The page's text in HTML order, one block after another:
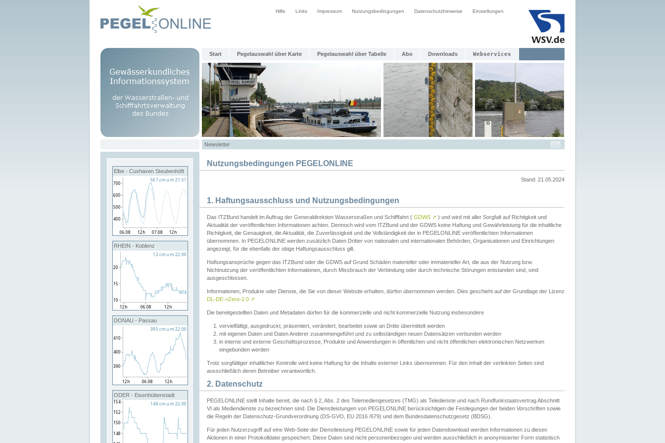
Hilfe Links Impressum Nutzungsbedingungen Datenschutzhinweise Einstellungen
Start Pegelauswahl über Karte Pegelauswahl über Tabelle Abo Downloads Webservices
Newsletter
Elbe - Cuxhaven Steubenhöft
RHEIN - Koblenz
DONAU - Passau
ODER - Eisenhüttenstadt
Nutzungsbedingungen PEGELONLINE
Stand: 21.05.2024
1. Haftungsausschluss und Nutzungsbedingungen
Das ITZBund handelt im Auftrag der Generaldirektion Wasserstraßen und Schifffahrt ( GDWS ↗ ) und wird mit aller Sorgfalt auf Richtigkeit und
Aktualität der veröffentlichten Informationen achten. Dennoch wird vom ITZBund und der GDWS keine Haftung und Gewährleistung für die inhaltliche
Richtigkeit, die Genauigkeit, die Aktualität, die Zuverlässigkeit und die Vollständigkeit der in PEGELONLINE veröffentlichten Informationen
übernommen. In PEGELONLINE werden zusätzlich Daten Dritter von nationalen und internationalen Behörden, Organisationen und Einrichtungen
angezeigt, für die ebenfalls der obige Haftungsausschluss gilt.
Haftungsansprüche gegen das ITZBund oder die GDWS auf Grund Schäden materieller oder immaterieller Art, die aus der Nutzung bzw.
Nichtnutzung der veröffentlichten Informationen, durch Missbrauch der Verbindung oder durch technische Störungen entstanden sind, sind
ausgeschlossen.
Informationen, Produkte oder Dienste, die Sie von dieser Website erhalten, dürfen übernommen werden. Dies geschieht auf der Grundlage der Lizenz
DL-DE->Zero-2.0 ↗
Die bereitgestellten Daten und Metadaten dürfen für die kommerzielle und nicht kommerzielle Nutzung insbesondere
vervielfältigt, ausgedruckt, präsentiert, verändert, bearbeitet sowie an Dritte übermittelt werden
mit eigenen Daten und Daten Anderer zusammengeführt und zu selbständigen neuen Datensätzen verbunden werden
in interne und externe Geschäftsprozesse, Produkte und Anwendungen in öffentlichen und nicht öffentlichen elektronischen Netzwerken
eingebunden werden
Trotz sorgfältiger inhaltlicher Kontrolle wird keine Haftung für die Inhalte externer Links übernommen. Für den Inhalt der verlinkten Seiten sind
ausschließlich deren Betreiber verantwortlich.
2. Datenschutz
PEGELONLINE stellt Inhalte bereit, die nach § 2, Abs. 2 des Telemediengesetzes (TMG) als Teledienste und nach Rundfunkstaatsvertrag Abschnitt
VI als Mediendienste zu bezeichnen sind. Die Dienstleistungen von PEGELONLINE berücksichtigen die Festlegungen der beiden Vorschriften sowie
die Regeln der Datenschutz-Grundverordnung (DS-GVO, EU 2016 /679) und dem Bundesdatenschutzgesetz (BDSG).
Für jeden Nutzerzugriff auf eine Web-Seite der Dienstleistung PEGELONLINE sowie für jeden Datendownload werden Informationen zu diesen
Aktionen in einer Protokolldatei gespeichert. Diese Daten sind nicht personenbezogen und werden ausschließlich in anonymisierter Form statistisch